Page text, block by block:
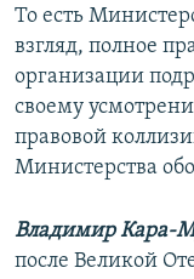
То есть
взгляд, полное
организации
своему
правовой
Министерства
Владимир Кара-
после Великой